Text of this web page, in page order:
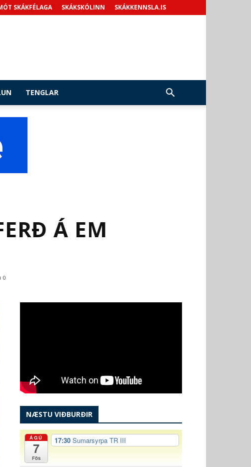
SKÁKFÉLAGA SKÁKSKÓLINN SKÁKKENNSLA.IS
TENGLAR
Á EM
0
NÆSTU VIÐBURÐIR
ÁGÚ
7
Fös
17:30 Sumarsyrpa TR III